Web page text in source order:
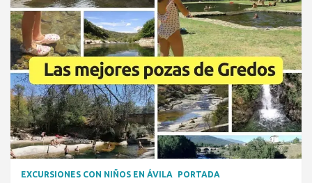
EXCURSIONES CON NIÑOS EN ÁVILA PORTADA